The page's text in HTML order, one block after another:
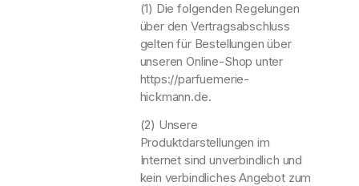
(1) Die folgenden Regelungen
über den Vertragsabschluss
gelten für Bestellungen über
unseren Online-Shop unter
https://parfuemerie-
hickmann.de.
(2) Unsere
Produktdarstellungen im
Internet sind unverbindlich und
kein verbindliches Angebot zum